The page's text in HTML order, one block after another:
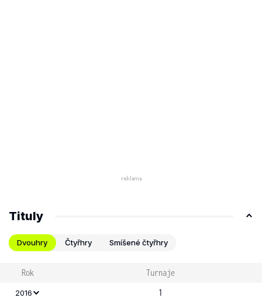
Tituly
Dvouhry Čtyřhry Smíšené čtyřhry
Rok Turnaje
2016 1